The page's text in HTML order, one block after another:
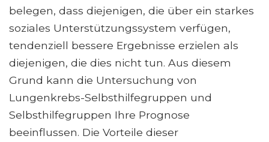
belegen, dass diejenigen, die über ein starkes
soziales Unterstützungssystem verfügen,
tendenziell bessere Ergebnisse erzielen als
diejenigen, die dies nicht tun. Aus diesem
Grund kann die Untersuchung von
Lungenkrebs-Selbsthilfegruppen und
Selbsthilfegruppen Ihre Prognose
beeinflussen. Die Vorteile dieser